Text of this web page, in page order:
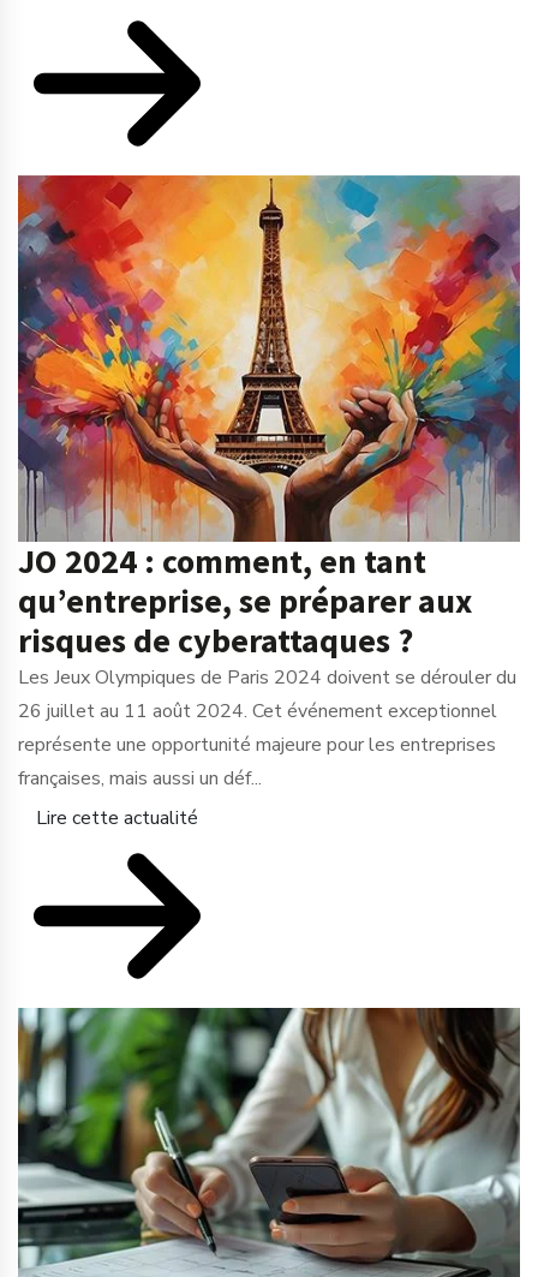
JO 2024 : comment, en tant
qu’entreprise, se préparer aux
risques de cyberattaques ?
Les Jeux Olympiques de Paris 2024 doivent se dérouler du
26 juillet au 11 août 2024. Cet événement exceptionnel
représente une opportunité majeure pour les entreprises
françaises, mais aussi un déf...
Lire cette actualité